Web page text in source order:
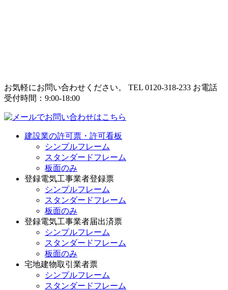
お気軽にお問い合わせください。 TEL 0120-318-233 お電話
受付時間：9:00-18:00
建設業の許可票・許可看板
シンプルフレーム
スタンダードフレーム
板面のみ
登録電気工事業者登録票
シンプルフレーム
スタンダードフレーム
板面のみ
登録電気工事業者届出済票
シンプルフレーム
スタンダードフレーム
板面のみ
宅地建物取引業者票
シンプルフレーム
スタンダードフレーム